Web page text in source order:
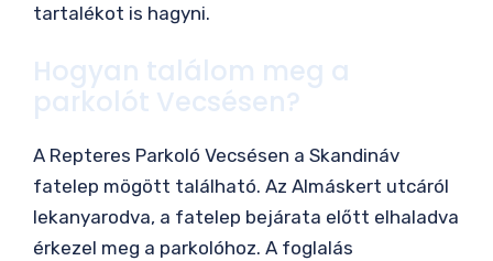
tartalékot is hagyni.
Hogyan találom meg a
parkolót Vecsésen?
A Repteres Parkoló Vecsésen a Skandináv
fatelep mögött található. Az Almáskert utcáról
lekanyarodva, a fatelep bejárata előtt elhaladva
érkezel meg a parkolóhoz. A foglalás